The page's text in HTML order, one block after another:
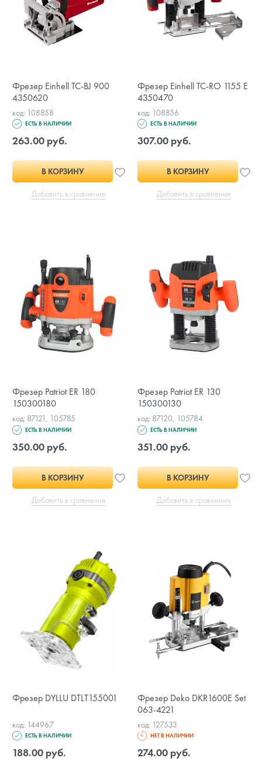
Фрезер Einhell TC-BJ 900
4350620
код: 108858
ЕСТЬ В НАЛИЧИИ
263.00 руб.
В КОРЗИНУ
Добавить в сравнение
Фрезер Einhell TC-RO 1155 E
4350470
код: 108856
ЕСТЬ В НАЛИЧИИ
307.00 руб.
В КОРЗИНУ
Добавить в сравнение
Фрезер Patriot ER 180
150300180
код: 87121, 105785
ЕСТЬ В НАЛИЧИИ
350.00 руб.
В КОРЗИНУ
Добавить в сравнение
Фрезер Patriot ER 130
150300130
код: 87120, 105784
ЕСТЬ В НАЛИЧИИ
351.00 руб.
В КОРЗИНУ
Добавить в сравнение
Фрезер DYLLU DTLT155001
код: 144967
ЕСТЬ В НАЛИЧИИ
188.00 руб.
Фрезер Deko DKR1600E Set
063-4221
код: 127533
НЕТ В НАЛИЧИИ
274.00 руб.